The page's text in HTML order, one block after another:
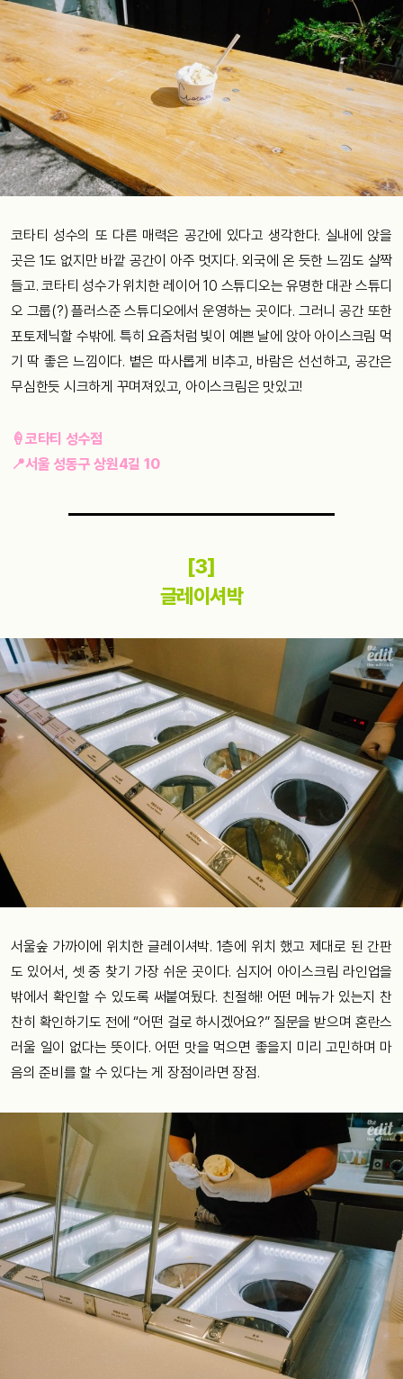
코타티 성수의 또 다른 매력은 공간에 있다고 생각한다. 실내에 앉을
곳은 1도 없지만 바깥 공간이 아주 멋지다. 외국에 온 듯한 느낌도 살짝
들고. 코타티 성수가 위치한 레이어 10 스튜디오는 유명한 대관 스튜디
오 그룹(?) 플러스준 스튜디오에서 운영하는 곳이다. 그러니 공간 또한
포토제닉할 수밖에. 특히 요즘처럼 빛이 예쁜 날에 앉아 아이스크림 먹
기 딱 좋은 느낌이다. 볕은 따사롭게 비추고, 바람은 선선하고, 공간은
무심한듯 시크하게 꾸며져있고, 아이스크림은 맛있고!
🍦코타티 성수점
📍서울 성동구 상원4길 10
[3]
글레이셔박
서울숲 가까이에 위치한 글레이셔박. 1층에 위치 했고 제대로 된 간판
도 있어서, 셋 중 찾기 가장 쉬운 곳이다. 심지어 아이스크림 라인업을
밖에서 확인할 수 있도록 써붙여뒀다. 친절해! 어떤 메뉴가 있는지 찬
찬히 확인하기도 전에 “어떤 걸로 하시겠어요?” 질문을 받으며 혼란스
러울 일이 없다는 뜻이다. 어떤 맛을 먹으면 좋을지 미리 고민하며 마
음의 준비를 할 수 있다는 게 장점이라면 장점.